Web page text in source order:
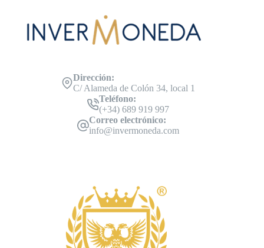
Dirección:
C/ Alameda de Colón 34, local 1
Teléfono:
(+34) 689 919 997
Correo electrónico:
info@invermoneda.com